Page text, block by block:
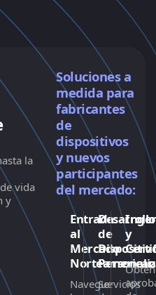
la
vida
y
Soluciones a
medida para
fabricantes
de
dispositivos
y nuevos
participantes
del mercado:
Entrada
al
Mercado
Navegue
Desarrollo
de
Servicios
y